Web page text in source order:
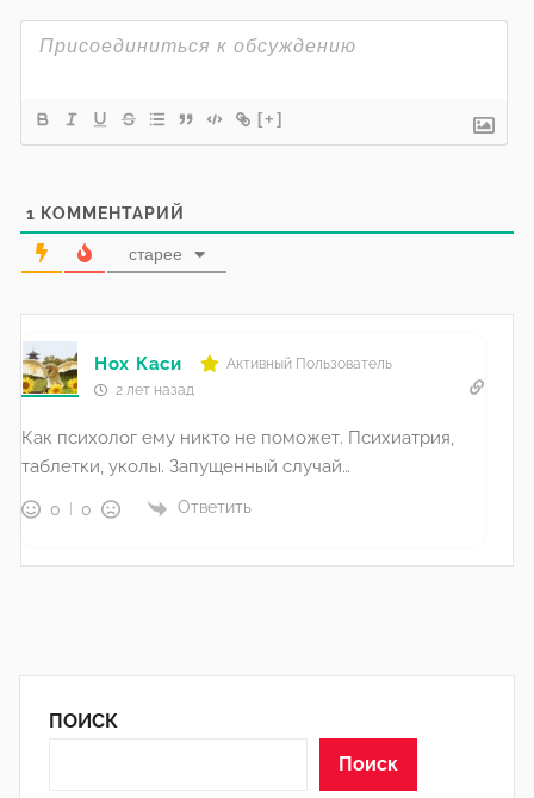
[+]
1 КОММЕНТАРИЙ
старее
Нох Каси
Активный Пользователь
2 лет назад
Как психолог ему никто не поможет. Психиатрия,
таблетки, уколы. Запущенный случай…
0 0 Ответить
ПОИСК
Поиск